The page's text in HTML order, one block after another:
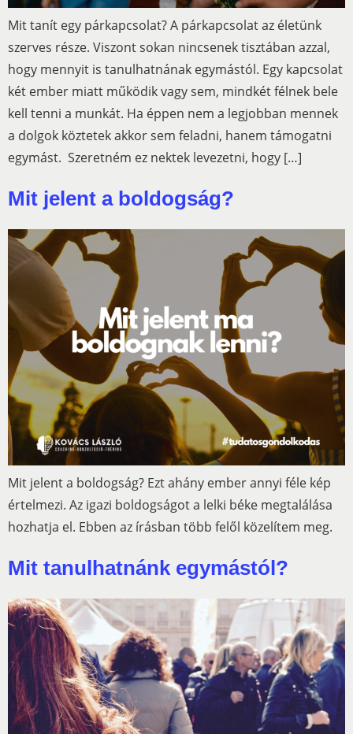
Mit tanít egy párkapcsolat? A párkapcsolat az életünk
szerves része. Viszont sokan nincsenek tisztában azzal,
hogy mennyit is tanulhatnának egymástól. Egy kapcsolat
két ember miatt működik vagy sem, mindkét félnek bele
kell tenni a munkát. Ha éppen nem a legjobban mennek
a dolgok köztetek akkor sem feladni, hanem támogatni
egymást. Szeretném ez nektek levezetni, hogy […]
Mit jelent a boldogság?
Mit jelent a boldogság? Ezt ahány ember annyi féle kép
értelmezi. Az igazi boldogságot a lelki béke megtalálása
hozhatja el. Ebben az írásban több felől közelítem meg.
Mit tanulhatnánk egymástól?